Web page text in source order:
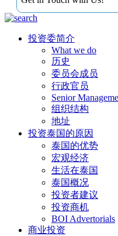
投资委简介
What we do
历史
委员会成员
行政官员
Senior
组织结构
地址
投资泰国的原因
泰国的优势
宏观经济
生活在泰国
泰国概况
投资者建议
投资商机
BOI Advertorials
商业投资